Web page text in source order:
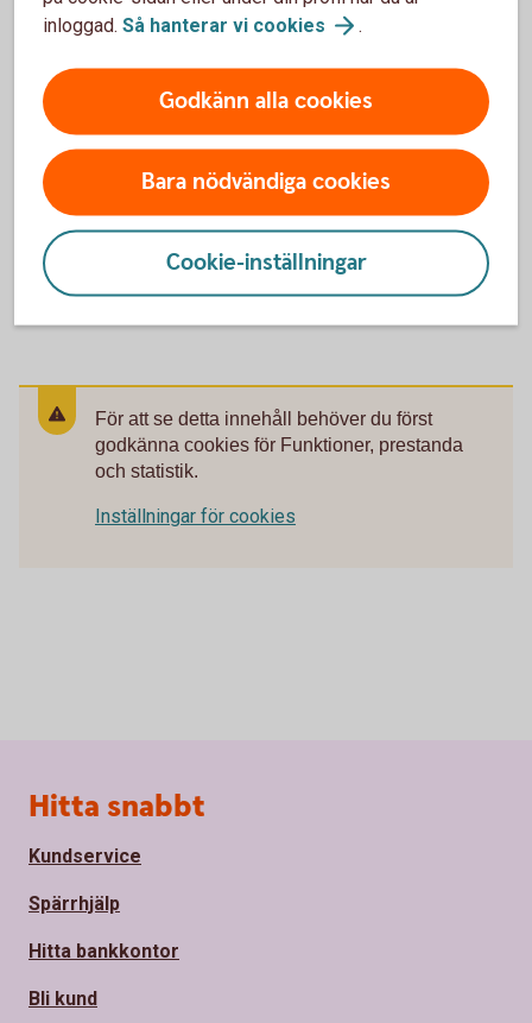
High-Value-Payments gick över till ISO20022 som
standard för en stor del av våra internationella
betalningar: EUR med större belopp (high value
payments) och internationella betalningar i andra
valutor som skickas via SWIFT.
Flytten till ISO20022
För att se detta innehåll behöver du först
godkänna cookies för Funktioner, prestanda
och statistik.
Inställningar för cookies
inloggad. Så hanterar vi cookies .
Godkänn alla cookies
Bara nödvändiga cookies
Cookie-inställningar
Sidfot
Hitta snabbt
Kundservice
Spärrhjälp
Hitta bankkontor
Bli kund